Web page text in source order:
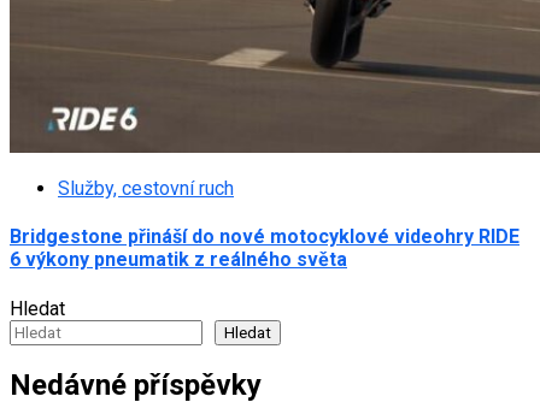
Služby, cestovní ruch
Bridgestone přináší do nové motocyklové videohry RIDE
6 výkony pneumatik z reálného světa
Hledat
Hledat
Nedávné příspěvky